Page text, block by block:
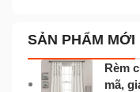
SẢN PHẨM MỚI
Rèm
mã,